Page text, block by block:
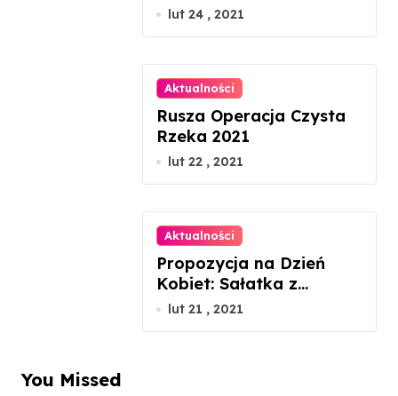
lut 24 , 2021
Aktualności
Rusza Operacja Czysta
Rzeka 2021
lut 22 , 2021
Aktualności
Propozycja na Dzień
Kobiet: Sałatka z
łososiem gravlax
lut 21 , 2021
You Missed